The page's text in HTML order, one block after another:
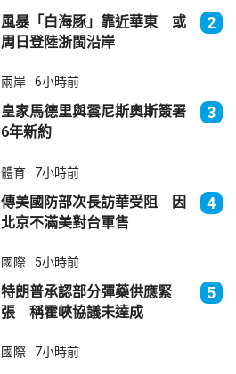
風暴「白海豚」靠近華東 或
周日登陸浙閩沿岸
2
兩岸 6小時前
皇家馬德里與雲尼斯奧斯簽署
6年新約
3
體育 7小時前
傳美國防部次長訪華受阻 因
北京不滿美對台軍售
4
國際 5小時前
特朗普承認部分彈藥供應緊
張 稱霍峽協議未達成
5
國際 7小時前